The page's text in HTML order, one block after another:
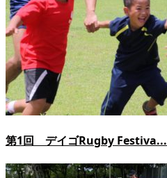
第1回 デイゴRugby Festiva...